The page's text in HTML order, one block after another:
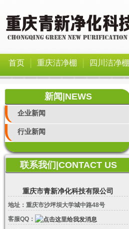
首页 重庆洁净棚 四川洁净棚
新闻|NEWS
企业新闻
行业新闻
联系我们|CONTACT US
重庆市青新净化科技有限公司
地址：重庆市沙坪坝大学城中路48号
客服QQ：